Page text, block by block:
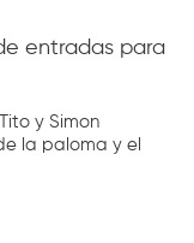
entradas para
y Simon
la paloma y el